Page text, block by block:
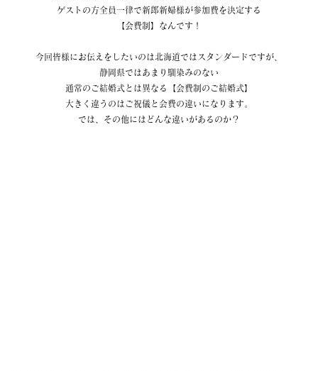
ゲストの方全員一律で新郎新婦様が参加費を決定する
【会費制】なんです！
今回皆様にお伝えをしたいのは北海道ではスタンダードですが、
静岡県ではあまり馴染みのない
通常のご結婚式とは異なる【会費制のご結婚式】
大きく違うのはご祝儀と会費の違いになります。
では、その他にはどんな違いがあるのか？